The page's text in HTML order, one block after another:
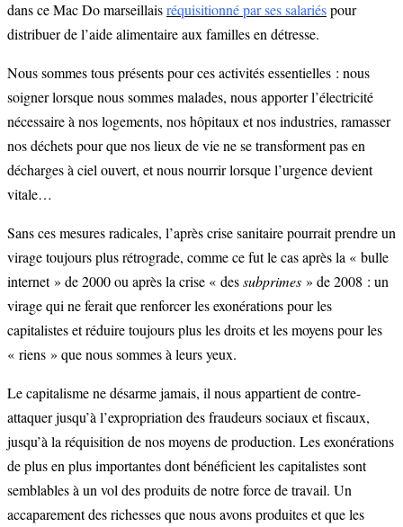
dans ce Mac Do marseillaisréquisitionné par ses salariéspour
distribuer de l’aide alimentaire aux familles en détresse.
Nous sommes tous présents pour ces activités essentielles : nous
soigner lorsque nous sommes malades, nous apporter l’électricité
nécessaire à nos logements, nos hôpitaux et nos industries, ramasser
nos déchets pour que nos lieux de vie ne se transforment pas en
décharges à ciel ouvert, et nous nourrir lorsque l’urgence devient
vitale…
Sans ces mesures radicales, l’après crise sanitaire pourrait prendre un
virage toujours plus rétrograde, comme ce fut le cas après la « bulle
internet » de 2000 ou après la crise « dessubprimes » de 2008 : un
virage qui ne ferait que renforcer les exonérations pour les
capitalistes et réduire toujours plus les droits et les moyens pour les
« riens » que nous sommes à leurs yeux.
Le capitalisme ne désarme jamais, il nous appartient de contre-
attaquer jusqu’à l’expropriation des fraudeurs sociaux et fiscaux,
jusqu’à la réquisition de nos moyens de production. Les exonérations
de plus en plus importantes dont bénéficient les capitalistes sont
semblables à un vol des produits de notre force de travail. Un
accaparement des richesses que nous avons produites et que les